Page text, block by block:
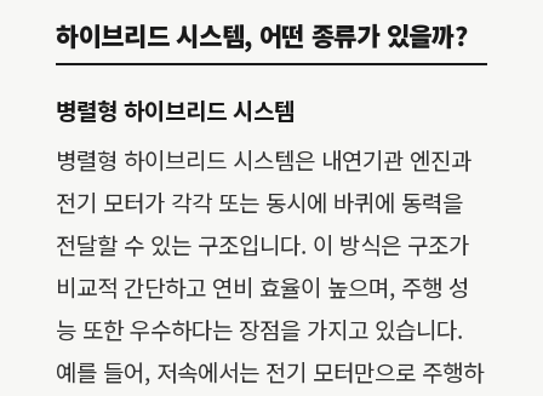
하이브리드 시스템, 어떤 종류가 있을까?
병렬형 하이브리드 시스템
병렬형 하이브리드 시스템은 내연기관 엔진과
전기 모터가 각각 또는 동시에 바퀴에 동력을
전달할 수 있는 구조입니다. 이 방식은 구조가
비교적 간단하고 연비 효율이 높으며, 주행 성
능 또한 우수하다는 장점을 가지고 있습니다.
예를 들어, 저속에서는 전기 모터만으로 주행하